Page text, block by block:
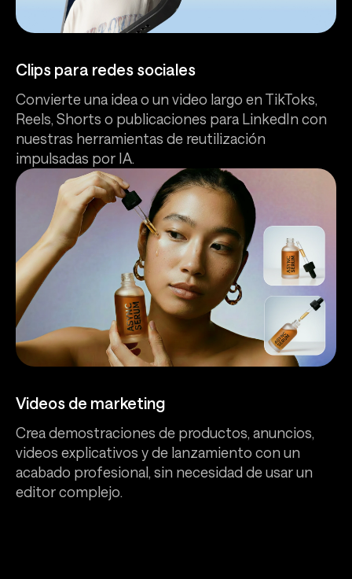
Clips para redes sociales
Convierte una idea o un video largo en TikToks,
Reels, Shorts o publicaciones para LinkedIn con
nuestras herramientas de reutilización
impulsadas por IA.
Videos de marketing
Crea demostraciones de productos, anuncios,
videos explicativos y de lanzamiento con un
acabado profesional, sin necesidad de usar un
editor complejo.